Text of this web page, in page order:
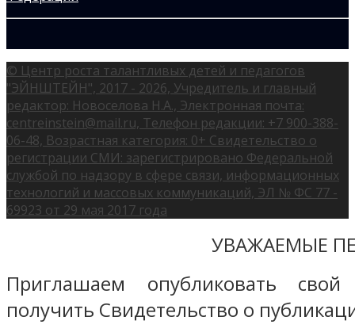
© Центр роста талантливых детей и педагогов
"ЭЙНШТЕЙН", 2017 - 2026, Учредитель и главный
редактор: Новоселова Н.А., Электронная почта:
centreinstein@mail.ru, Телефон редакции: +7 900-388-
06-48, Возрастная категория: 0+ Свидетельство о
регистрации СМИ: зарегистрировано Федеральной
службой по надзору в сфере связи, информационных
технологий и массовых коммуникаций, ЭЛ № ФС 77 -
69923 от 29 мая 2017 года
УВАЖАЕМЫЕ
Приглашаем опубликовать
получить Свидетельство о